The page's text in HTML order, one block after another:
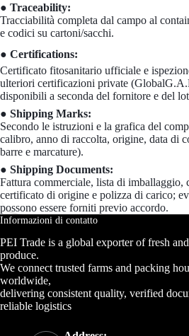
● Traceability:
Tracciabilità completa dal campo al
e codici su cartoni/sacchi.
● Certifications:
Certificato fitosanitario ufficiale e
ulteriori certificazioni private
disponibili a seconda del fornitore e del
● Shipping Marks:
Secondo le istruzioni e la grafica del
calibro, anno di raccolta, origine, data di
barre e marcature).
● Shipping Documents:
Fattura commerciale, lista di imballaggio,
certificato di origine e polizza di carico;
possono essere forniti previo accordo.
Informazioni di contatto
PEI Trade is a global exporter of fresh
produce.
We connect trusted farms and packing
worldwide,
delivering consistent quality, verified
reliable logistics